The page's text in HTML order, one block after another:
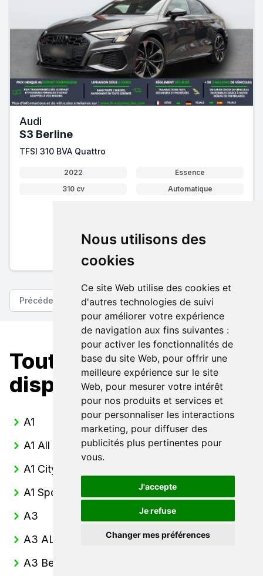
Nous utilisons des
cookies
Ce site Web utilise des cookies et
d'autres technologies de suivi
pour améliorer votre expérience
de navigation aux fins suivantes :
pour activer les fonctionnalités de
base du site Web, pour offrir une
meilleure expérience sur le site
Web, pour mesurer votre intérêt
pour nos produits et services et
pour personnaliser les interactions
marketing, pour diffuser des
publicités plus pertinentes pour
vous.
J'accepte
Je refuse
Changer mes préférences
Audi
S3 Berline
TFSI 310 BVA Quattro
2022
Essence
310 cv
Automatique
Pack essentiel inclus
En savoir plus sur nos tarifs
Précédent Suivant
Toutes nos Audi
disponibles
A1
A1 All Street
A1 CityCarver
A1 Sportback
A3
A3 ALLSTREET
A3 Berline